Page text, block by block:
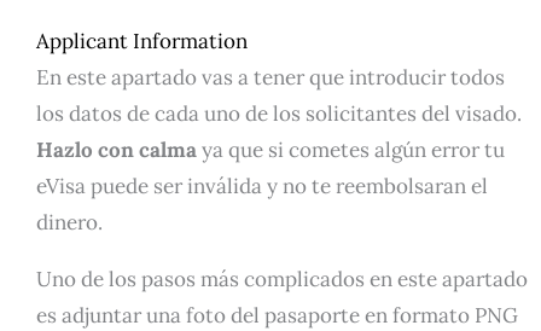
Applicant Information
En este apartado vas a tener que introducir todos
los datos de cada uno de los solicitantes del visado.
Hazlo con calmaya que si cometes algún error tu
eVisa puede ser inválida y no te reembolsaran el
dinero.
Uno de los pasos más complicados en este apartado
es adjuntar una foto del pasaporte en formato PNG